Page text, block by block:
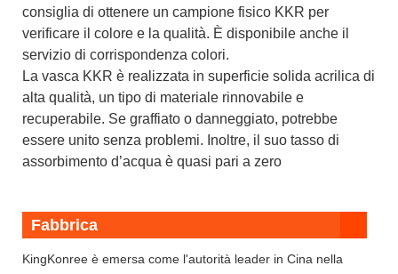
consiglia di ottenere un campione fisico KKR per
verificare il colore e la qualità. È disponibile anche il
servizio di corrispondenza colori.
La vasca KKR è realizzata in superficie solida acrilica di
alta qualità, un tipo di materiale rinnovabile e
recuperabile. Se graffiato o danneggiato, potrebbe
essere unito senza problemi. Inoltre, il suo tasso di
assorbimento d’acqua è quasi pari a zero
Fabbrica
KingKonree è emersa come l'autorità leader in Cina nella